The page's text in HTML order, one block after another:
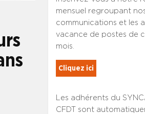
mensuel regroupant
communications et les
vacance de postes de
mois.
Cliquez ici
Les adhérents du
CFDT sont